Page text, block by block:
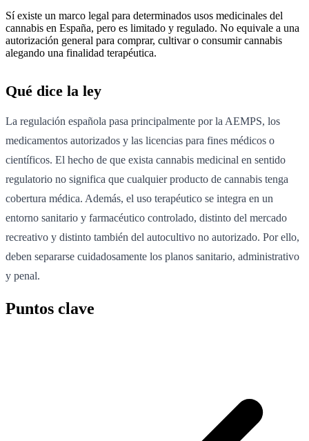
Sí existe un marco legal para determinados usos medicinales del
cannabis en España, pero es limitado y regulado. No equivale a una
autorización general para comprar, cultivar o consumir cannabis
alegando una finalidad terapéutica.
Qué dice la ley
La regulación española pasa principalmente por la AEMPS, los
medicamentos autorizados y las licencias para fines médicos o
científicos. El hecho de que exista cannabis medicinal en sentido
regulatorio no significa que cualquier producto de cannabis tenga
cobertura médica. Además, el uso terapéutico se integra en un
entorno sanitario y farmacéutico controlado, distinto del mercado
recreativo y distinto también del autocultivo no autorizado. Por ello,
deben separarse cuidadosamente los planos sanitario, administrativo
y penal.
Puntos clave